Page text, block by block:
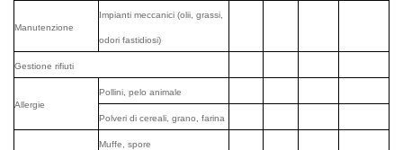
Manutenzione
Impianti meccanici (olii, grassi,
odori fastidiosi)
Gestione rifiuti
Allergie
Pollini, pelo animale
Polveri di cereali, grano, farina
Muffe, spore